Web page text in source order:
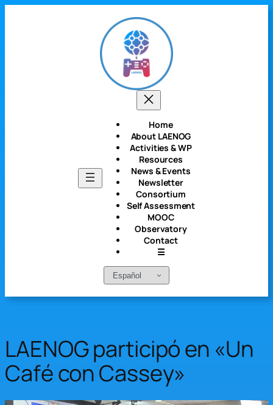
Home
About LAENOG
Activities & WP
Resources
News & Events
Newsletter
Consortium
Self Assessment
MOOC
Observatory
Contact
☰
Elegir
un
idioma
LAENOG participó en «Un
Café con Cassey»